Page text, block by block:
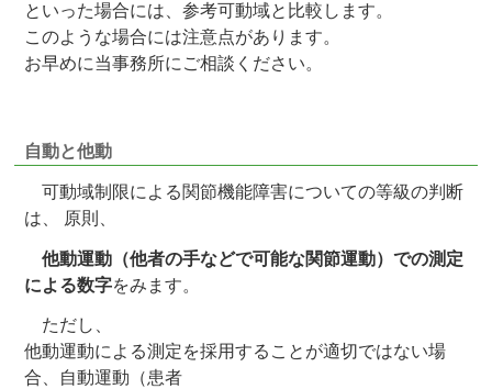
といった場合には、参考可動域と比較します。
このような場合には注意点があります。
お早めに当事務所にご相談ください。
自動と他動
可動域制限による関節機能障害についての等級の判断
は、 原則、
他動運動（他者の手などで可能な関節運動）での測定
による数字をみます。
ただし、
他動運動による測定を採用することが適切ではない場
合、自動運動（患者